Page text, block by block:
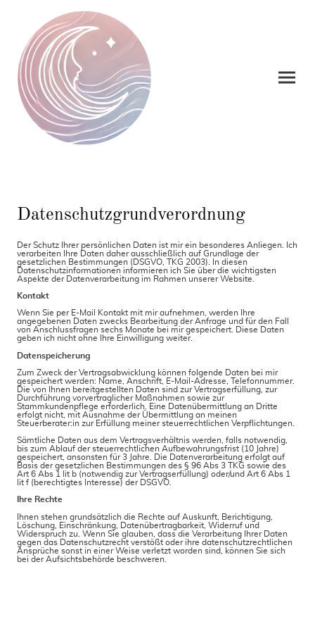
Datenschutzgrundverordnung
Der Schutz Ihrer persönlichen Daten ist mir ein besonderes Anliegen. Ich
verarbeiten Ihre Daten daher ausschließlich auf Grundlage der
gesetzlichen Bestimmungen (DSGVO, TKG 2003). In diesen
Datenschutzinformationen informieren ich Sie über die wichtigsten
Aspekte der Datenverarbeitung im Rahmen unserer Website.
Kontakt
Wenn Sie per E-Mail Kontakt mit mir aufnehmen, werden Ihre
angegebenen Daten zwecks Bearbeitung der Anfrage und für den Fall
von Anschlussfragen sechs Monate bei mir gespeichert. Diese Daten
geben ich nicht ohne Ihre Einwilligung weiter.
Datenspeicherung
Zum Zweck der Vertragsabwicklung können folgende Daten bei mir
gespeichert werden: Name, Anschrift, E-Mail-Adresse, Telefonnummer.
Die von Ihnen bereitgestellten Daten sind zur Vertragserfüllung, zur
Durchführung vorvertraglicher Maßnahmen sowie zur
Stammkundenpflege erforderlich. Eine Datenübermittlung an Dritte
erfolgt nicht, mit Ausnahme der Übermittlung an meinen
Steuerberater:in zur Erfüllung meiner steuerrechtlichen Verpflichtungen.
Sämtliche Daten aus dem Vertragsverhältnis werden, falls notwendig,
bis zum Ablauf der steuerrechtlichen Aufbewahrungsfrist (10 Jahre)
gespeichert, ansonsten für 3 Jahre. Die Datenverarbeitung erfolgt auf
Basis der gesetzlichen Bestimmungen des § 96 Abs 3 TKG sowie des
Art 6 Abs 1 lit b (notwendig zur Vertragserfüllung) oder/und Art 6 Abs 1
lit f (berechtigtes Interesse) der DSGVO.
Ihre Rechte
Ihnen stehen grundsätzlich die Rechte auf Auskunft, Berichtigung,
Löschung, Einschränkung, Datenübertragbarkeit, Widerruf und
Widerspruch zu. Wenn Sie glauben, dass die Verarbeitung Ihrer Daten
gegen das Datenschutzrecht verstößt oder ihre datenschutzrechtlichen
Ansprüche sonst in einer Weise verletzt worden sind, können Sie sich
bei der Aufsichtsbehörde beschweren.